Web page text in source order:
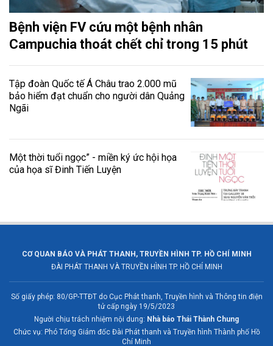
Bệnh viện FV cứu một bệnh nhân
Campuchia thoát chết chỉ trong 15 phút
Tập đoàn Quốc tế Á Châu trao 2.000 mũ
bảo hiểm đạt chuẩn cho người dân Quảng
Ngãi
Một thời tuổi ngọc” - miền ký ức hội họa
của họa sĩ Đinh Tiến Luyện
CƠ QUAN BÁO VÀ PHÁT THANH, TRUYỀN HÌNH TP. HỒ CHÍ MINH
ĐÀI PHÁT THANH VÀ TRUYỀN HÌNH TP. HỒ CHÍ MINH
Số giấy phép: 80/GP-TTĐT do Cục Phát thanh, Truyền hình và Thông tin điện
tử cấp ngày 19/5/2023
Người chịu trách nhiệm nội dung: Nhà báo Thái Thành Chung
Chức vụ: Phó Tổng Giám đốc Đài Phát thanh và Truyền hình Thành phố Hồ
Chí Minh